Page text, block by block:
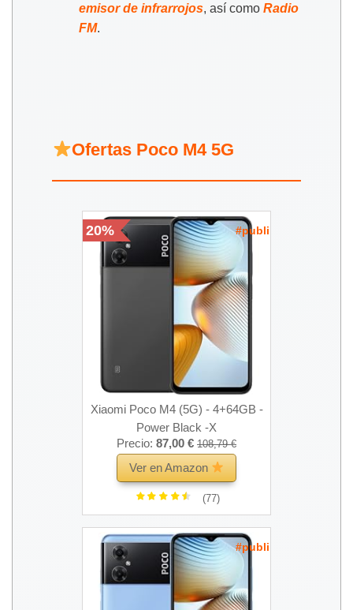
emisor de infrarrojos, así como Radio
FM.
Ofertas Poco M4 5G
20% #publi
Xiaomi Poco M4 (5G) - 4+64GB -
Power Black -X
Precio: 87,00 € 108,79 €
Ver en Amazon
(77)
#publi